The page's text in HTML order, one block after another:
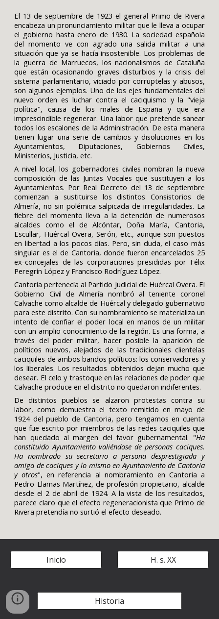
El 13 de septiembre de 1923 el general Primo de Rivera
encabeza un pronunciamiento militar que le lleva a ocupar
el gobierno hasta enero de 1930. La sociedad española
del momento ve con agrado una salida militar a una
situación que ya se hacía insostenible. Los problemas de
la guerra de Marruecos, los nacionalismos de Cataluña
que están ocasionando graves disturbios y la crisis del
sistema parlamentario, viciado por corruptelas y abusos,
son algunos ejemplos. Uno de los ejes fundamentales del
nuevo orden es luchar contra el caciquismo y la "vieja
política", causa de los males de España y que era
imprescindible regenerar. Una labor que pretende sanear
todos los escalones de la Administración. De esta manera
tienen lugar una serie de cambios y disoluciones en los
Ayuntamientos, Diputaciones, Gobiernos Civiles,
Ministerios, Justicia, etc.
A nivel local, los gobernadores civiles nombran la nueva
composición de las Juntas Vocales que sustituyen a los
Ayuntamientos. Por Real Decreto del 13 de septiembre
comienzan a sustituirse los distintos Consistorios de
Almería, no sin polémica salpicada de irregularidades. La
fiebre del momento lleva a la detención de numerosos
alcaldes como el de Alcóntar, Doña María, Cantoria,
Escullar, Huércal Overa, Serón, etc., aunque son puestos
en libertad a los pocos días. Pero, sin duda, el caso más
singular es el de Cantoria, donde fueron encarcelados 25
ex-concejales de las corporaciones presididas por Félix
Peregrín López y Francisco Rodríguez López.
Cantoria pertenecía al Partido Judicial de Huércal Overa. El
Gobierno Civil de Almería nombró al teniente coronel
Calvache como alcalde de Huércal y delegado gubernativo
para este distrito. Con su nombramiento se materializa un
intento de confiar el poder local en manos de un militar
con un amplio conocimiento de la región. Es una forma, a
través del poder militar, hacer posible la aparición de
políticos nuevos, alejados de las tradicionales clientelas
caciquiles de ambos bandos políticos: los conservadores y
los liberales. Los resultados obtenidos dejan mucho que
desear. El celo y trastoque en las relaciones de poder que
Calvache produce en el distrito no quedaron indiferentes.
De distintos pueblos se alzaron protestas contra su
labor, como demuestra el texto remitido en mayo de
1924 del pueblo de Cantoria, pero tengamos en cuenta
que fue escrito por miembros de las redes caciquiles que
han quedado al margen del favor gubernamental. "Ha
constituido Ayuntamiento valiéndose de personas caciques.
Ha nombrado su secretario a persona desprestigiada y
amiga de caciques y lo mismo en Ayuntamiento de Cantoria
y otros", en referencia al nombramiento en Cantoria a
Pedro Llamas Martínez, de profesión propietario, alcalde
desde el 2 de abril de 1924. A la vista de los resultados,
parece claro que el efecto regeneracionista que Primo de
Rivera pretendía no surtió el efecto deseado.
Inicio H. s. XX
Historia